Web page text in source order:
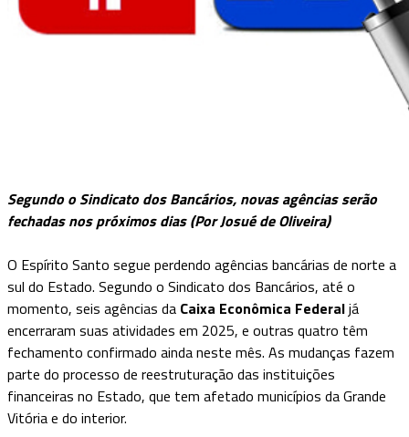
Segundo o Sindicato dos Bancários, novas agências serão
fechadas nos próximos dias (Por Josué de Oliveira)
O Espírito Santo segue perdendo agências bancárias de norte a
sul do Estado. Segundo o Sindicato dos Bancários, até o
momento, seis agências da Caixa Econômica Federaljá
encerraram suas atividades em 2025, e outras quatro têm
fechamento confirmado ainda neste mês. As mudanças fazem
parte do processo de reestruturação das instituições
financeiras no Estado, que tem afetado municípios da Grande
Vitória e do interior.